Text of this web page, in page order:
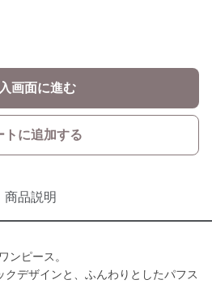
画面に進む
トに追加する
商品説明
ンピース。
デザインと、ふんわりとしたパフス